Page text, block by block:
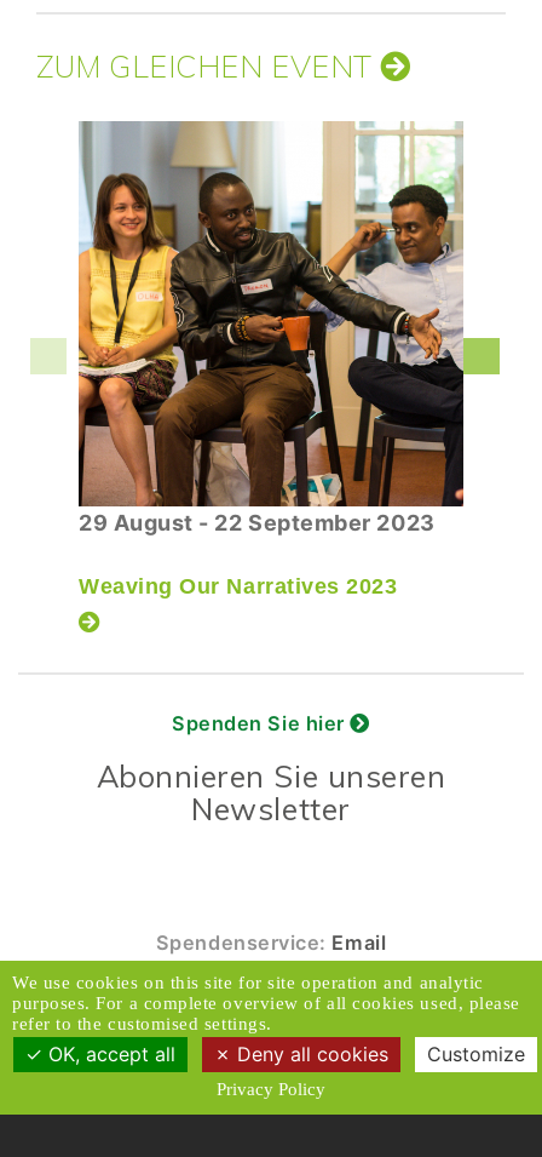
ZUM GLEICHEN EVENT
29 August - 22 September 2023
Weaving Our Narratives 2023
Spenden Sie hier
Abonnieren Sie unseren
Newsletter
Spendenservice: Email
© 2026 Caux Initiativen der Veränderung. Alle
Rechte vorbehalten.
Kontakt & Adresse
Haftungsausschluss
Medien
Datenschutzrichtlinien
We use cookies on this site for site operation and analytic
purposes. For a complete overview of all cookies used, please
refer to the customised settings.
OK, accept all Deny all cookies Customize
Privacy Policy